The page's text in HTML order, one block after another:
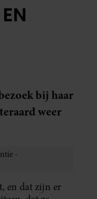
bij haar
weer
en dat zijn er